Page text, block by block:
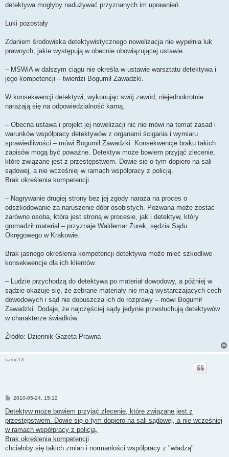
detektywa mogłyby nadużywać przyznanych im uprawnień.
Luki pozostały
Zdaniem środowiska detektywistycznego nowelizacja nie wypełnia luk
prawnych, jakie występują w obecnie obowiązującej ustawie.
– MSWiA w dalszym ciągu nie określa w ustawie warsztatu detektywa i
jego kompetencji – twierdzi Bogumił Zawadzki.
W konsekwencji detektywi, wykonując swój zawód, niejednokrotnie
narażają się na odpowiedzialność karną.
– Obecna ustawa i projekt jej nowelizacji nic nie mówi na temat zasad i
warunków współpracy detektywów z organami ścigania i wymiaru
sprawiedliwości – mówi Bogumił Zawadzki. Konsekwencje braku takich
zapisów mogą być poważne. Detektyw może bowiem przyjąć zlecenie,
które związane jest z przestępstwem. Dowie się o tym dopiero na sali
sądowej, a nie wcześniej w ramach współpracy z policją.
Brak określenia kompetencji
– Nagrywanie drugiej strony bez jej zgody naraża na proces o
odszkodowanie za naruszenie dóbr osobistych. Pozwana może zostać
zarówno osoba, która jest stroną w procesie, jak i detektyw, który
gromadził materiał – przyznaje Waldemar Żurek, sędzia Sądu
Okręgowego w Krakowie.
Brak jasnego określenia kompetencji detektywa może mieć szkodliwe
konsekwencje dla ich klientów.
– Ludzie przychodzą do detektywa po materiał dowodowy, a później w
sądzie okazuje się, że zebrane materiały nie mają wystarczających cech
dowodowych i sąd nie dopuszcza ich do rozprawy – mówi Bogumił
Zawadzki. Dodaje, że najczęściej sądy jedynie przesłuchują detektywów
w charakterze świadków.
Źródło: Dziennik Gazeta Prawna
samu13
P
s
t
2010-05-24, 15:12
Detektyw może bowiem przyjąć zlecenie, które związane jest z
przestępstwem. Dowie się o tym dopiero na sali sądowej, a nie wcześniej
w ramach współpracy z policją.
Brak określenia kompetencji
chciałoby się takich zmian i normanlości współpracy z "władzą"